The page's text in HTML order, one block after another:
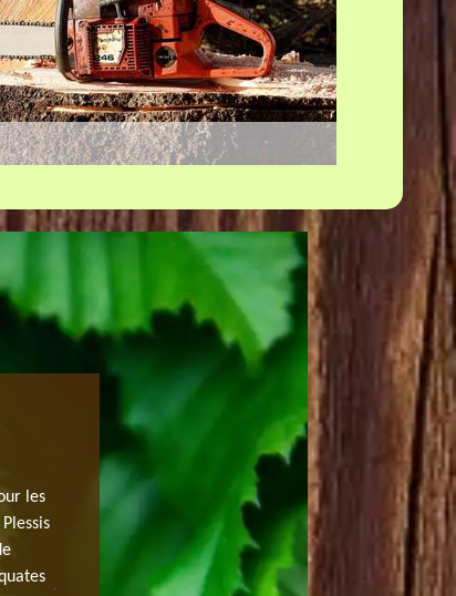
les
JARDINIER SPÉCIALISTE EN
PATE.
Pour tout demande et besoin d’abattage d’arbre à Le
à votre disposition. Pour cela, il bénéficie d’un
méthodes pour abattre vos arbres afin d’éviter les
jardinier à 91220 se met à votre écoute pour